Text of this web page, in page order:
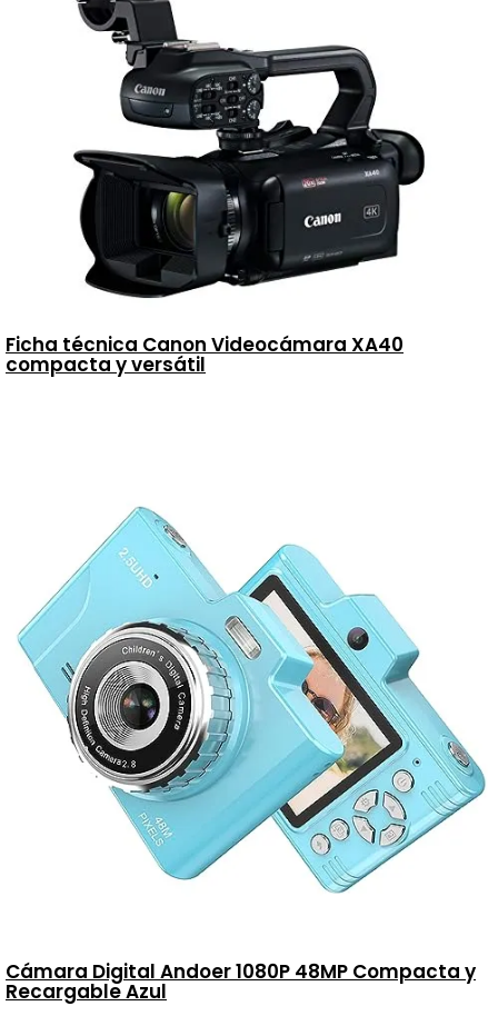
Ficha técnica Canon Videocámara XA40
compacta y versátil
Cámara Digital Andoer 1080P 48MP Compacta y
Recargable Azul